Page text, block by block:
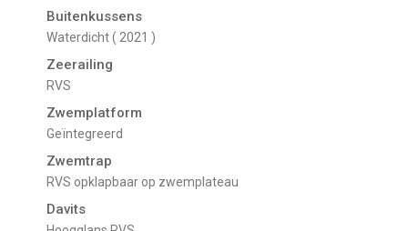
Buitenkussens
Waterdicht ( 2021 )
Zeerailing
RVS
Zwemplatform
Geïntegreerd
Zwemtrap
RVS opklapbaar op zwemplateau
Davits